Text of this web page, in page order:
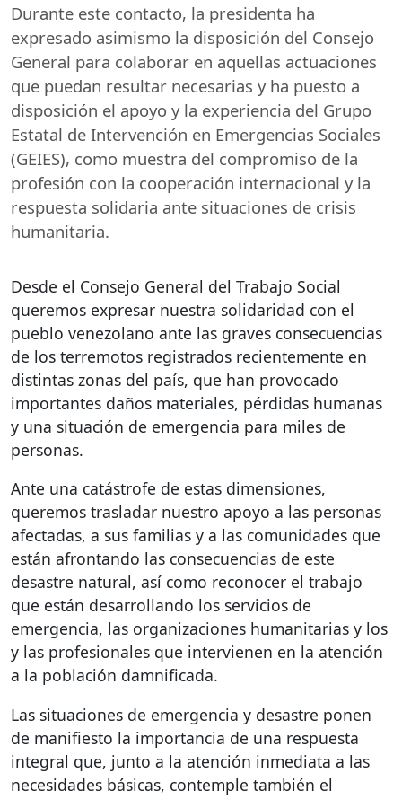
Durante este contacto, la presidenta ha
expresado asimismo la disposición del Consejo
General para colaborar en aquellas actuaciones
que puedan resultar necesarias y ha puesto a
disposición el apoyo y la experiencia del Grupo
Estatal de Intervención en Emergencias Sociales
(GEIES), como muestra del compromiso de la
profesión con la cooperación internacional y la
respuesta solidaria ante situaciones de crisis
humanitaria.
Desde el Consejo General del Trabajo Social
queremos expresar nuestra solidaridad con el
pueblo venezolano ante las graves consecuencias
de los terremotos registrados recientemente en
distintas zonas del país, que han provocado
importantes daños materiales, pérdidas humanas
y una situación de emergencia para miles de
personas.
Ante una catástrofe de estas dimensiones,
queremos trasladar nuestro apoyo a las personas
afectadas, a sus familias y a las comunidades que
están afrontando las consecuencias de este
desastre natural, así como reconocer el trabajo
que están desarrollando los servicios de
emergencia, las organizaciones humanitarias y los
y las profesionales que intervienen en la atención
a la población damnificada.
Las situaciones de emergencia y desastre ponen
de manifiesto la importancia de una respuesta
integral que, junto a la atención inmediata a las
necesidades básicas, contemple también el